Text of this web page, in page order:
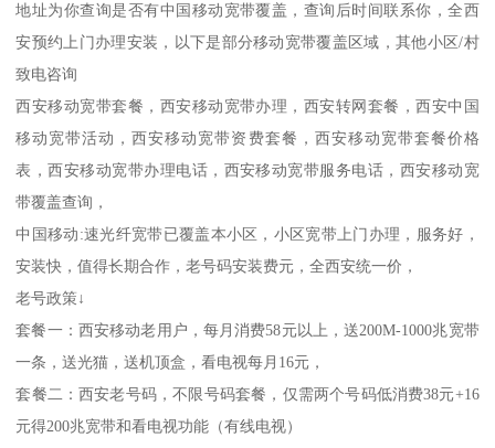
地址为你查询是否有中国移动宽带覆盖，查询后时间联系你，全西
安预约上门办理安装，以下是部分移动宽带覆盖区域，其他小区/村
致电咨询
西安移动宽带套餐，西安移动宽带办理，西安转网套餐，西安中国
移动宽带活动，西安移动宽带资费套餐，西安移动宽带套餐价格
表，西安移动宽带办理电话，西安移动宽带服务电话，西安移动宽
带覆盖查询，
中国移动:速光纤宽带已覆盖本小区，小区宽带上门办理，服务好，
安装快，值得长期合作，老号码安装费元，全西安统一价，
老号政策↓
套餐一：西安移动老用户，每月消费58元以上，送200M-1000兆宽带
一条，送光猫，送机顶盒，看电视每月16元，
套餐二：西安老号码，不限号码套餐，仅需两个号码低消费38元+16
元得200兆宽带和看电视功能（有线电视）